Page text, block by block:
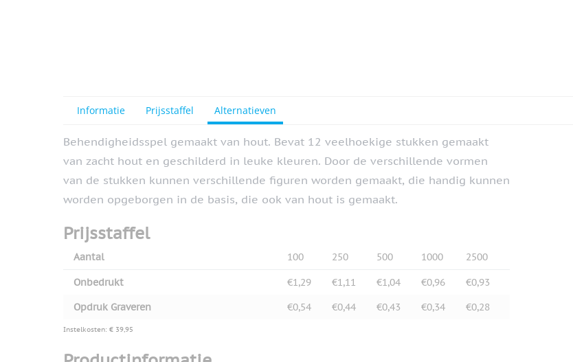
Informatie Prijsstaffel Alternatieven
Behendigheidsspel gemaakt van hout. Bevat 12 veelhoekige stukken gemaakt
van zacht hout en geschilderd in leuke kleuren. Door de verschillende vormen
van de stukken kunnen verschillende figuren worden gemaakt, die handig kunnen
worden opgeborgen in de basis, die ook van hout is gemaakt.
Prijsstaffel
Aantal 100 250 500 1000 2500
Onbedrukt €1,29 €1,11 €1,04 €0,96
€0,93
Opdruk Graveren
€0,54 €0,44 €0,43 €0,34 €0,28
Instelkosten: € 39,95